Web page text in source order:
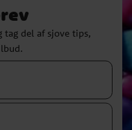
tag del af sjove tips,